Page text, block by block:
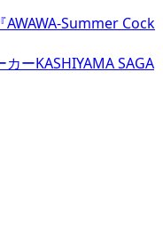
Summer Cock
ーKASHIYAMA SAGA